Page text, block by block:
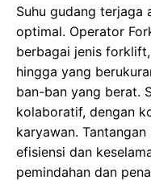
Suhu gudang terjaga
optimal. Operator
berbagai jenis
hingga yang
ban-ban yang berat.
kolaboratif, dengan
karyawan.
efisiensi dan
pemindahan dan